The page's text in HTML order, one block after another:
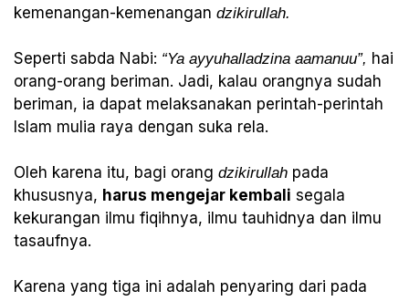
kemenangan-kemenangan dzikirullah.
Seperti sabda Nabi: “Ya ayyuhalladzina aamanuu”, hai
orang-orang beriman. Jadi, kalau orangnya sudah
beriman, ia dapat melaksanakan perintah-perintah
Islam mulia raya dengan suka rela.
Oleh karena itu, bagi orang dzikirullah pada
khususnya, harus mengejar kembali segala
kekurangan ilmu fiqihnya, ilmu tauhidnya dan ilmu
tasaufnya.
Karena yang tiga ini adalah penyaring dari pada